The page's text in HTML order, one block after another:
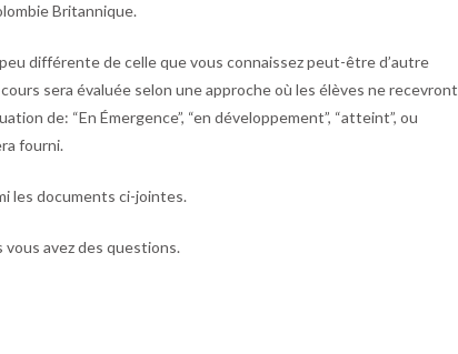
Britannique.
différente de celle que vous connaissez peut-être d’autre
sera évaluée selon une approche où les élèves ne recevront
de: “En Émergence”, “en développement”, “atteint”, ou
fourni.
les documents ci-jointes.
vous avez des questions.